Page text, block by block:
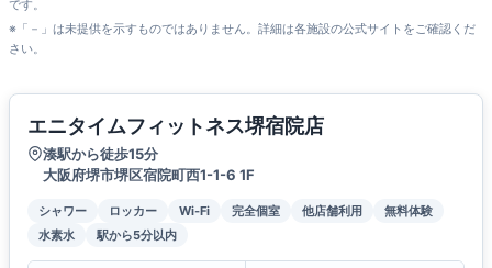
です。
※「－」は未提供を示すものではありません。詳細は各施設の公式サイトをご確認くだ
さい。
エニタイムフィットネス堺宿院店
湊駅から徒歩15分
大阪府堺市堺区宿院町西1-1-6 1F
シャワー ロッカー Wi-Fi 完全個室 他店舗利用
無料体験
水素水
駅から5分以内